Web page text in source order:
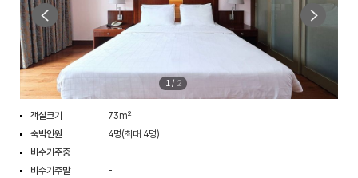
1 / 2
객실크기
73m²
숙박인원
4명(최대 4명)
비수기주중
-
비수기주말
-